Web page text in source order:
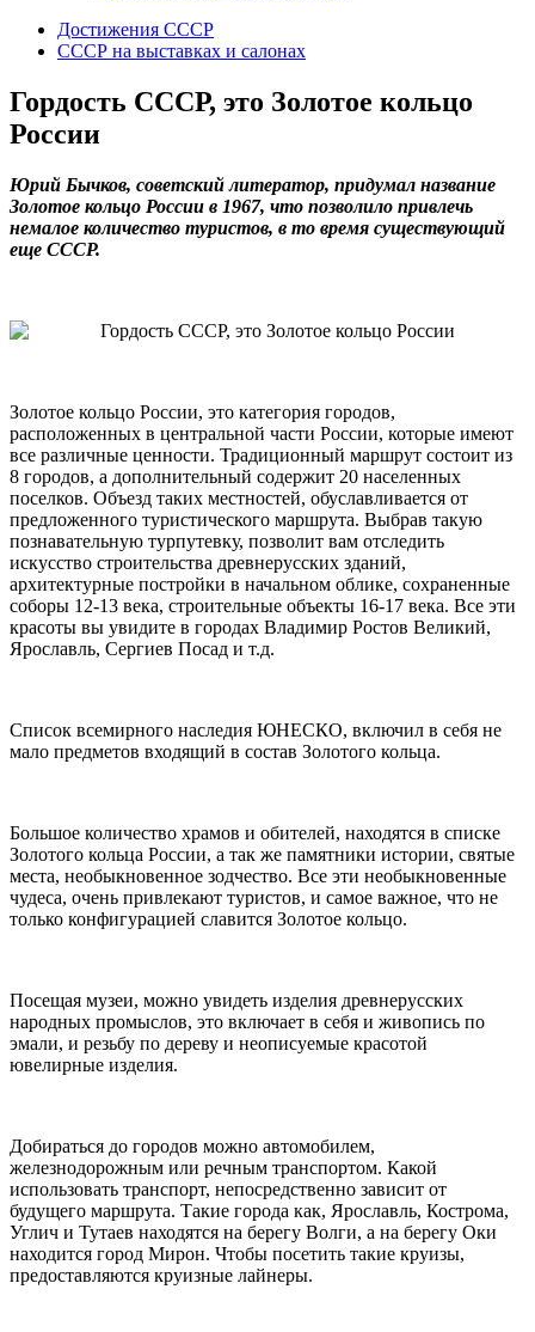
Достижения СССР
СССР на выставках и салонах
Гордость СССР, это Золотое кольцо
России
Юрий Бычков, советский литератор, придумал название
Золотое кольцо России в 1967, что позволило привлечь
немалое количество туристов, в то время существующий
еще СССР.
Золотое кольцо России, это категория городов,
расположенных в центральной части России, которые имеют
все различные ценности. Традиционный маршрут состоит из
8 городов, а дополнительный содержит 20 населенных
поселков. Объезд таких местностей, обуславливается от
предложенного туристического маршрута. Выбрав такую
познавательную турпутевку, позволит вам отследить
искусство строительства древнерусских зданий,
архитектурные постройки в начальном облике, сохраненные
соборы 12-13 века, строительные объекты 16-17 века. Все эти
красоты вы увидите в городах Владимир Ростов Великий,
Ярославль, Сергиев Посад и т.д.
Список всемирного наследия ЮНЕСКО, включил в себя не
мало предметов входящий в состав Золотого кольца.
Большое количество храмов и обителей, находятся в списке
Золотого кольца России, а так же памятники истории, святые
места, необыкновенное зодчество. Все эти необыкновенные
чудеса, очень привлекают туристов, и самое важное, что не
только конфигурацией славится Золотое кольцо.
Посещая музеи, можно увидеть изделия древнерусских
народных промыслов, это включает в себя и живопись по
эмали, и резьбу по дереву и неописуемые красотой
ювелирные изделия.
Добираться до городов можно автомобилем,
железнодорожным или речным транспортом. Какой
использовать транспорт, непосредственно зависит от
будущего маршрута. Такие города как, Ярославль, Кострома,
Углич и Тутаев находятся на берегу Волги, а на берегу Оки
находится город Мирон. Чтобы посетить такие круизы,
предоставляются круизные лайнеры.